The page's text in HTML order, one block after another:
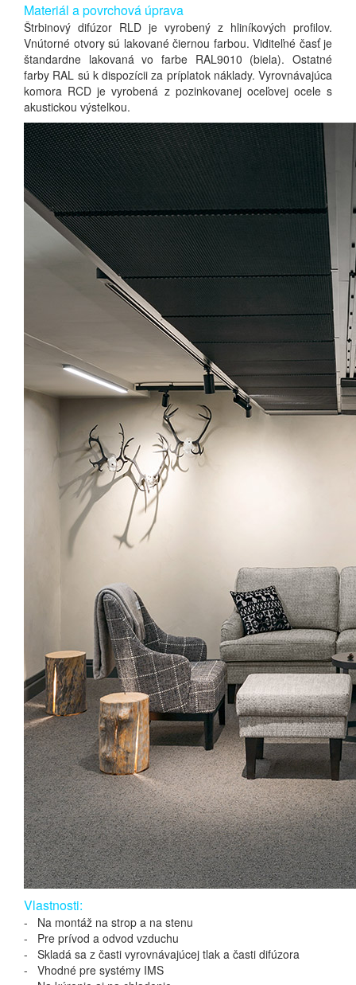
Materiál a povrchová úprava
Štrbinový difúzor RLD je vyrobený z hliníkových profilov.
Vnútorné otvory sú lakované čiernou farbou. Viditeľné časť je
štandardne lakovaná vo farbe RAL9010 (biela). Ostatné
farby RAL sú k dispozícii za príplatok náklady. Vyrovnávajúca
komora RCD je vyrobená z pozinkovanej oceľovej ocele s
akustickou výstelkou.
Vlastnosti:
- Na montáž na strop a na stenu
- Pre prívod a odvod vzduchu
- Skladá sa z časti vyrovnávajúcej tlak a časti difúzora
- Vhodné pre systémy IMS